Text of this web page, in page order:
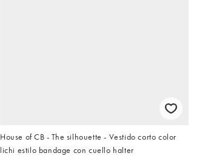
House of CB - The silhouette - Vestido corto color
lichi estilo bandage con cuello halter